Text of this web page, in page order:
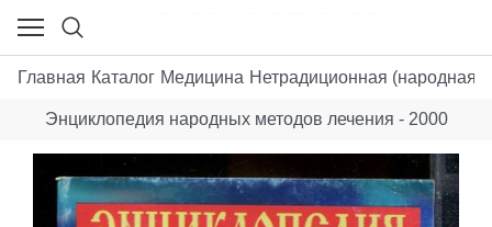
Главная Каталог Медицина Нетрадиционная (народная,
Энциклопедия народных методов лечения - 2000